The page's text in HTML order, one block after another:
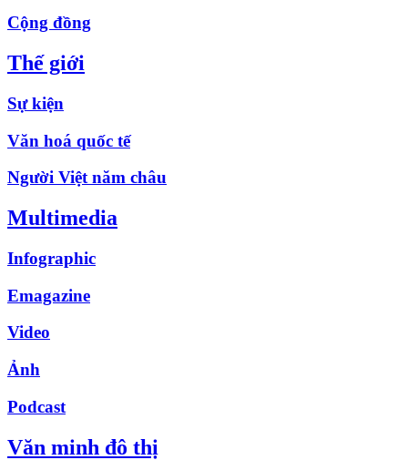
Cộng đồng
Thế giới
Sự kiện
Văn hoá quốc tế
Người Việt năm châu
Multimedia
Infographic
Emagazine
Video
Ảnh
Podcast
Văn minh đô thị